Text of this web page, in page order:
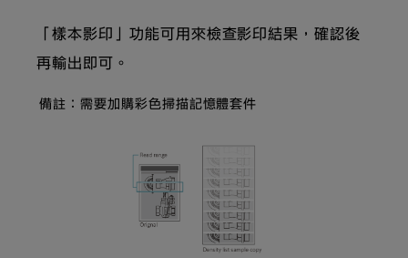
「樣本影印」功能可用來檢查影印結果，確認後
再輸出即可。
備註：需要加購彩色掃描記憶體套件